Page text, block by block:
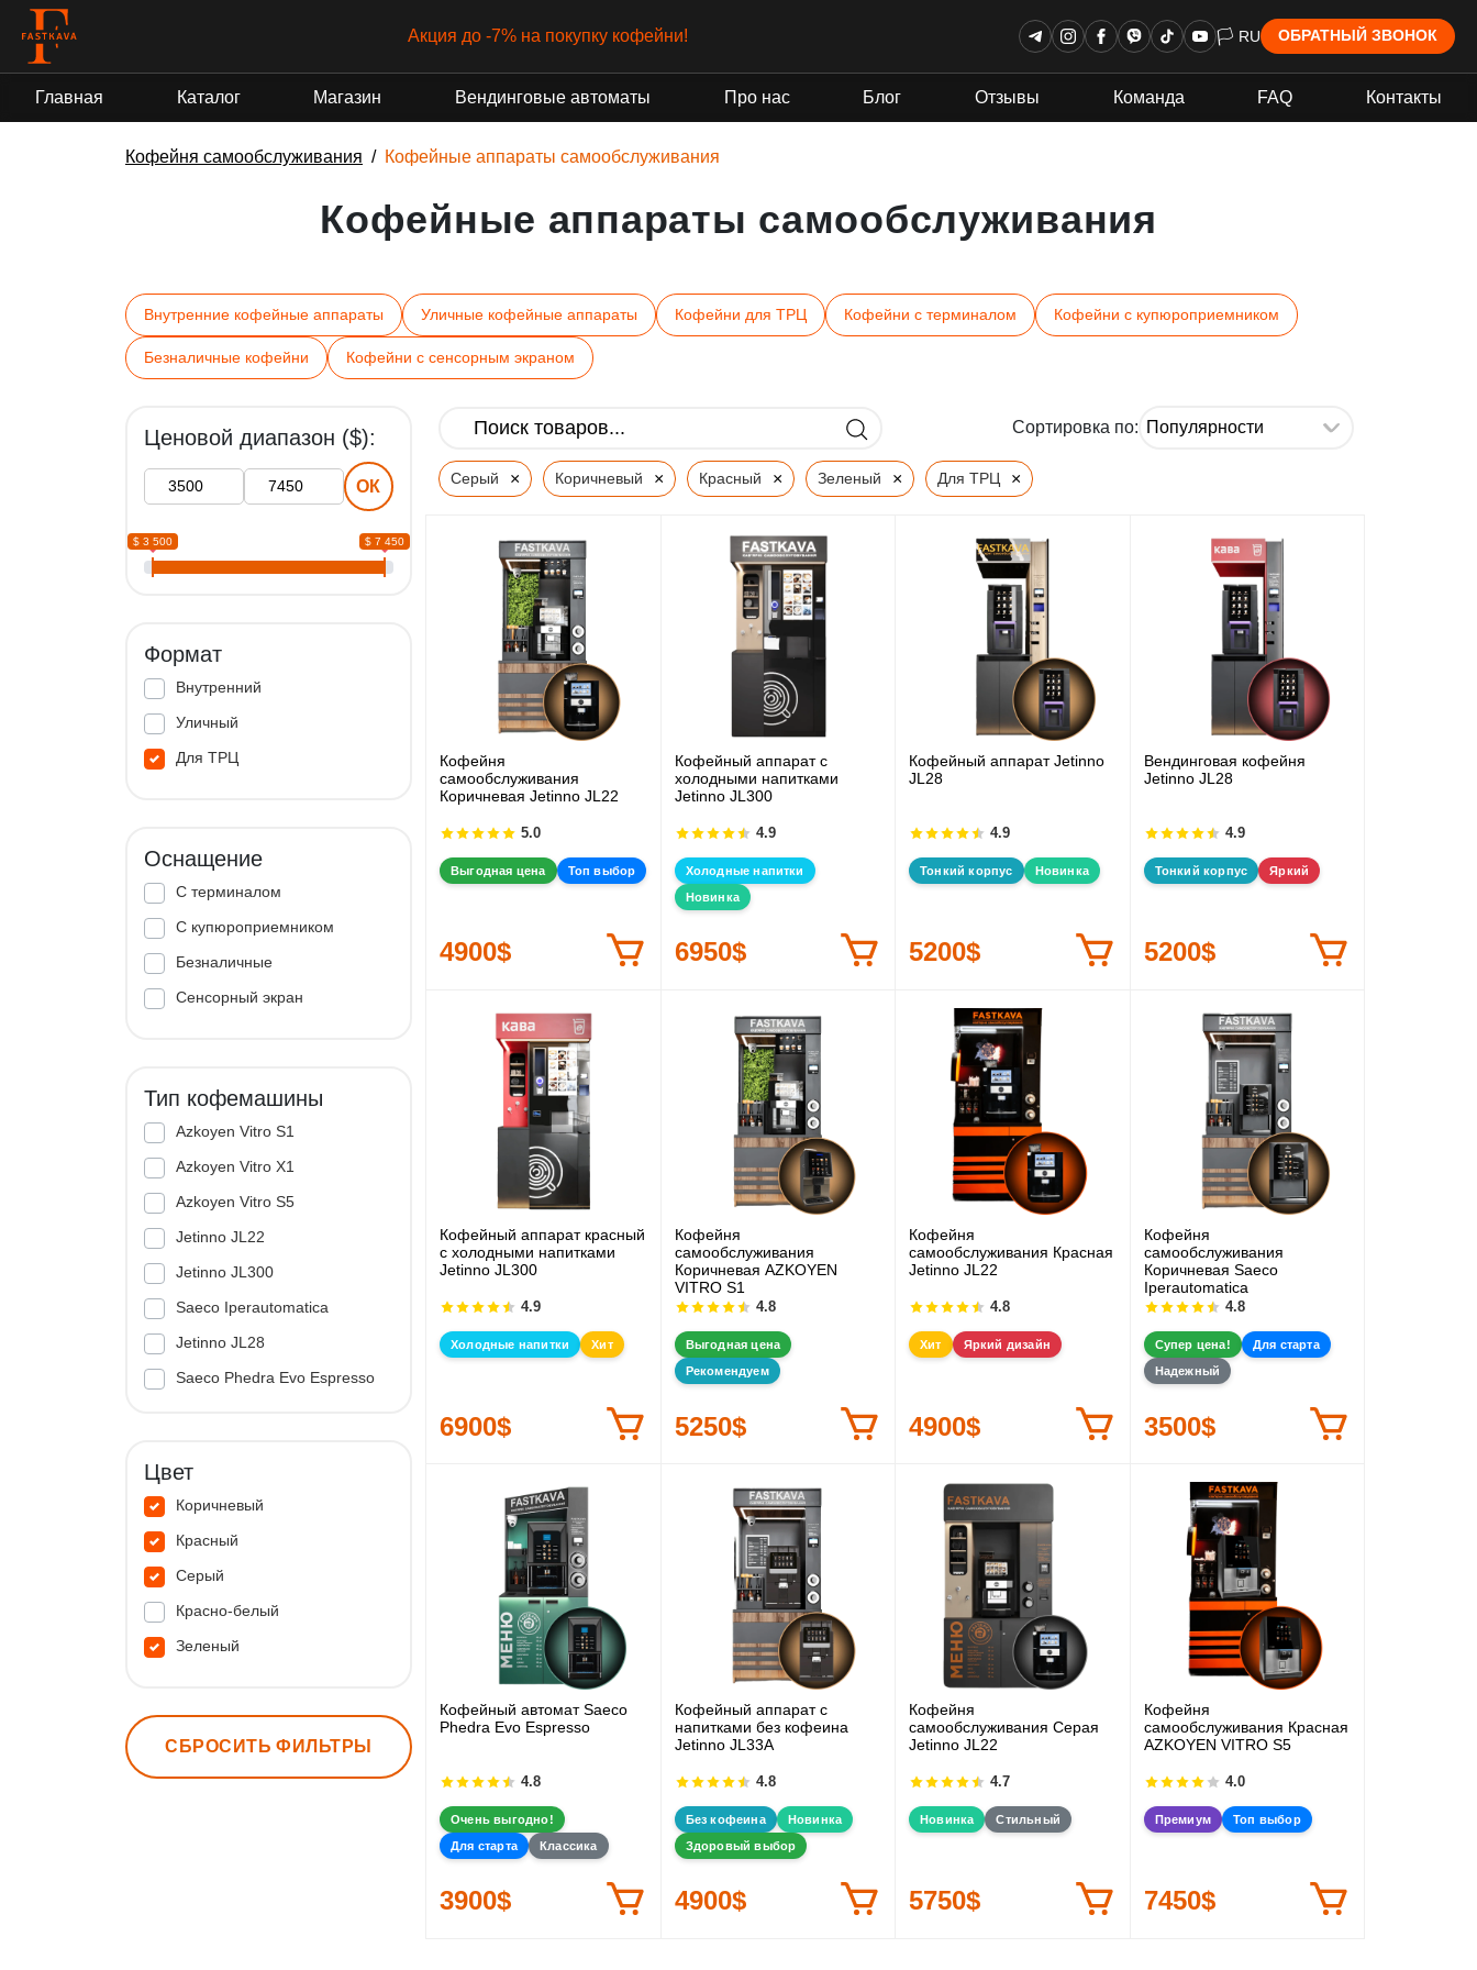
Акция до -7% на покупку кофейни! 🏳 RU ОБРАТНЫЙ ЗВОНОК
Главная Каталог Магазин Вендинговые автоматы Про нас Блог Отзывы Команда FAQ Контакты
Кофейня самообслуживания Кофейные аппараты самообслуживания
Кофейные аппараты самообслуживания
Внутренние кофейные аппараты Уличные кофейные аппараты Кофейни для ТРЦ Кофейни с терминалом Кофейни с купюроприемником
Безналичные кофейни Кофейни с сенсорным экраном
Ценовой диапазон ($):
ОК
$ 3 500 $ 7 450
Формат
Внутренний
Уличный
Для ТРЦ
Оснащение
С терминалом
С купюроприемником
Безналичные
Сенсорный экран
Тип кофемашины
Azkoyen Vitro S1
Azkoyen Vitro X1
Azkoyen Vitro S5
Jetinno JL22
Jetinno JL300
Saeco Iperautomatica
Jetinno JL28
Saeco Phedra Evo Espresso
Цвет
Коричневый
Красный
Серый
Красно-белый
Зеленый
СБРОСИТЬ ФИЛЬТРЫ
Сортировка по:
Серый × Коричневый × Красный × Зеленый × Для ТРЦ ×
Кофейня
самообслуживания
Коричневая Jetinno JL22
5.0
Выгодная цена Топ выбор
4900$
Кофейный аппарат с
холодными напитками
Jetinno JL300
4.9
Холодные напитки
Новинка
6950$
Кофейный аппарат Jetinno
JL28
4.9
Тонкий корпус Новинка
5200$
Вендинговая кофейня
Jetinno JL28
4.9
Тонкий корпус Яркий
5200$
Кофейный аппарат красный
с холодными напитками
Jetinno JL300
4.9
Холодные напитки Хит
6900$
Кофейня
самообслуживания
Коричневая AZKOYEN
VITRO S1
4.8
Выгодная цена
Рекомендуем
5250$
Кофейня
самообслуживания Красная
Jetinno JL22
4.8
Хит Яркий дизайн
4900$
Кофейня
самообслуживания
Коричневая Saeco
Iperautomatica
4.8
Супер цена!
Для старта
Надежный
3500$
Кофейный автомат Saeco
Phedra Evo Espresso
4.8
Очень выгодно!
Для старта
Классика
3900$
Кофейный аппарат с
напитками без кофеина
Jetinno JL33А
4.8
Без кофеина
Новинка
Здоровый выбор
4900$
Кофейня
самообслуживания Серая
Jetinno JL22
4.7
Новинка Стильный
5750$
Кофейня
самообслуживания Красная
AZKOYEN VITRO S5
4.0
Премиум Топ выбор
7450$